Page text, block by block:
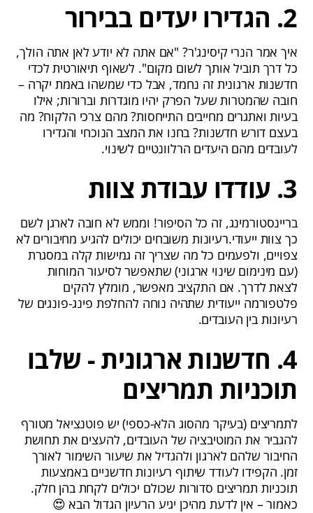
2. הגדירו יעדים בבירור
איך אמר הנרי קיסינג'ר? "אם אתה לא יודע לאן אתה הולך,
כל דרך תוביל אותך לשום מקום". לשאוף תיאורטית לכדי
חדשנות ארגונית זה נחמד, אבל כדי שמשהו באמת יקרה –
חובה שהמטרות שעל הפרק יהיו מוגדרות וברורות; אילו
בעיות ואתגרים מחייבים התייחסות? מהם צרכי הלקוח? מה
בעצם דורש חדשנות? בחנו את המצב הנוכחי והגדירו
לעובדים מהם היעדים הרלוונטיים לשינוי.
3. עודדו עבודת צוות
בריינסטורמינג, זה כל הסיפור! וממש לא חובה לארגן לשם
כך צוות ייעודי.רעיונות משובחים יכולים להגיע מחיבורים לא
צפויים, ולפעמים כל מה שצריך זה גמישות קלה במסגרת
(עם מינימום שינוי ארגוני) שתאפשר לסיעור המוחות
לצאת לדרך. אם התקציב מאפשר, מומלץ להקים
פלטפורמה ייעודית שתהיה נוחה להחלפת פינג-פונגים של
רעיונות בין העובדים.
4. חדשנות ארגונית - שלבו
תוכניות תמריצים
לתמריצים (בעיקר מהסוג הלא-כספי) יש פוטנציאל מטורף
להגביר את המוטיבציה של העובדים, להעצים את תחושת
החיבור שלהם לארגון ולהגדיל את שיעור השימור לאורך
זמן. הקפידו לעודד שיתוף רעיונות חדשניים באמצעות
תוכניות תמריצים סדורות שכולם יכולים לקחת בהן חלק.
כאמור – אין לדעת מהיכן יגיע הרעיון הגדול הבא 😍